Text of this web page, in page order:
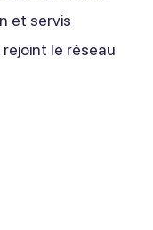
et servis
le réseau